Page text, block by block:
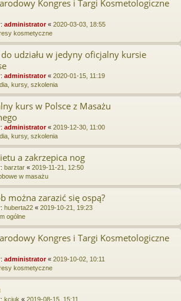
Kongres i Targi Kosmetologiczne
administrator« 2020-03-03, 18:55
kosmetyczne
udziału w jedyny oficjalny kursie
administrator« 2020-01-15, 11:19
kursy, szkolenia
kurs w Polsce z Masażu
administrator« 2019-12-30, 11:00
kursy, szkolenia
a zakrzepica nog
barztar « 2019-11-21, 12:50
w masażu
można zarazić się ospą?
huberta22 « 2019-10-21, 19:23
ogólne
Kongres i Targi Kosmetologiczne
administrator« 2019-10-02, 10:11
kosmetyczne
kciuk « 2019-08-15, 15:11